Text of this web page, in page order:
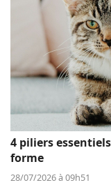
4 piliers
forme
28/07/2026 à 09h51